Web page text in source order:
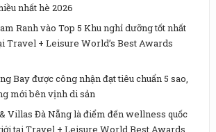
nhất hè 2026
Ranh vào Top 5 Khu nghỉ dưỡng tốt nhất
Travel + Leisure World’s Best Awards
Bay được công nhận đạt tiêu chuẩn 5 sao,
mới bên vịnh di sản
Villas Đà Nẵng là điểm đến wellness quốc
tại Travel + Leisure World Best Awards